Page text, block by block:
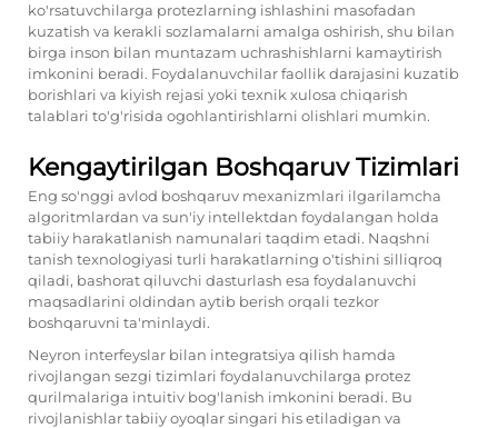
ko'rsatuvchilarga protezlarning ishlashini masofadan
kuzatish va kerakli sozlamalarni amalga oshirish, shu bilan
birga inson bilan muntazam uchrashishlarni kamaytirish
imkonini beradi. Foydalanuvchilar faollik darajasini kuzatib
borishlari va kiyish rejasi yoki texnik xulosa chiqarish
talablari to'g'risida ogohlantirishlarni olishlari mumkin.
Kengaytirilgan Boshqaruv Tizimlari
Eng so'nggi avlod boshqaruv mexanizmlari ilgarilamcha
algoritmlardan va sun'iy intellektdan foydalangan holda
tabiiy harakatlanish namunalari taqdim etadi. Naqshni
tanish texnologiyasi turli harakatlarning o'tishini silliqroq
qiladi, bashorat qiluvchi dasturlash esa foydalanuvchi
maqsadlarini oldindan aytib berish orqali tezkor
boshqaruvni ta'minlaydi.
Neyron interfeyslar bilan integratsiya qilish hamda
rivojlangan sezgi tizimlari foydalanuvchilarga protez
qurilmalariga intuitiv bog'lanish imkonini beradi. Bu
rivojlanishlar tabiiy oyoqlar singari his etiladigan va